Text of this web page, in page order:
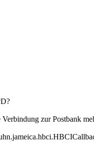
zur Postbank